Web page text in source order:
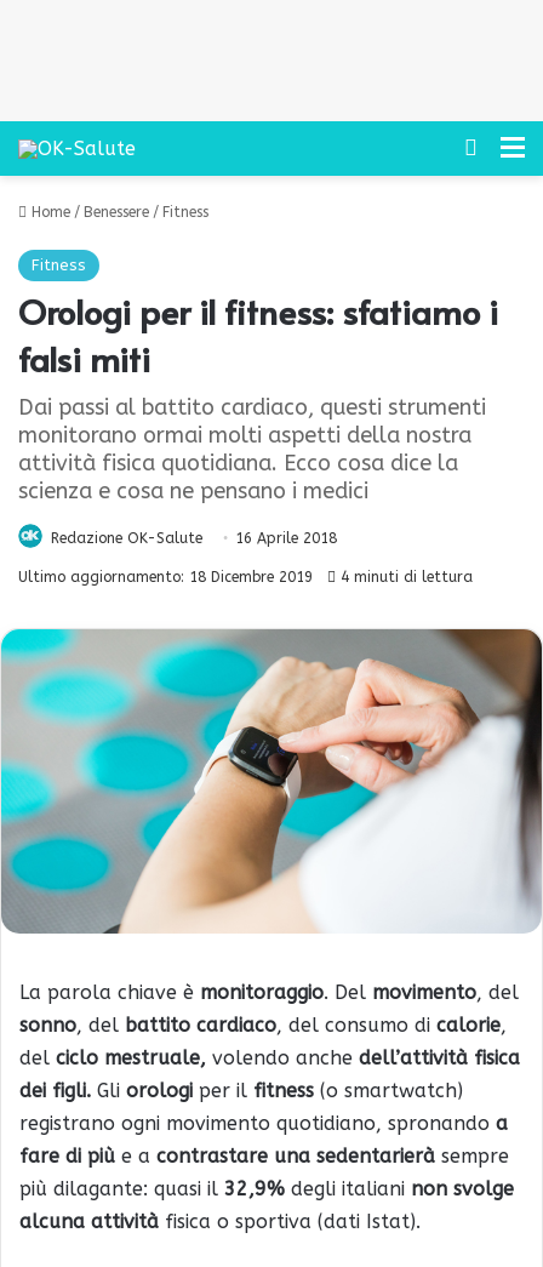
Cerca
Home / Benessere / Fitness
Fitness
Orologi per il fitness: sfatiamo i
falsi miti
Dai passi al battito cardiaco, questi strumenti
monitorano ormai molti aspetti della nostra
attività fisica quotidiana. Ecco cosa dice la
scienza e cosa ne pensano i medici
Redazione OK-Salute 16 Aprile 2018
Ultimo aggiornamento: 18 Dicembre 2019 4 minuti di lettura
La parola chiave è monitoraggio. Del movimento, del
sonno, del battito cardiaco, del consumo di calorie,
del ciclo mestruale, volendo anche dell’attività fisica
dei figli. Gli orologi per il fitness (o smartwatch)
registrano ogni movimento quotidiano, spronando a
fare di più e a contrastare una sedentarierà sempre
più dilagante: quasi il 32,9% degli italiani non svolge
alcuna attività fisica o sportiva (dati Istat).